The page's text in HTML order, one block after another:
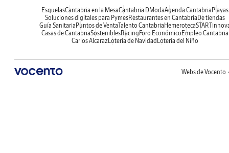
EsquelasCantabria en la MesaCantabria DModaAgenda CantabriaPlayas
Soluciones digitales para PymesRestaurantes en CantabriaDe tiendas
Guía SanitariaPuntos de VentaTalento CantabriaHemeroteca
Casas de CantabriaSosteniblesRacingForo EconómicoEmpleo Cantabria
Carlos AlcarazLotería de NavidadLotería del Niño
Webs de Vocento